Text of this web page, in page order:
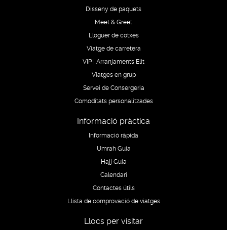
Disseny de paquets
Meet & Greet
Lloguer de cotxes
Viatge de carretera
VIP | Arranjaments Elit
Viatges en grup
Servei de Consergeria
Comoditats personalitzades
Informació pràctica
Informació ràpida
Umrah Guia
Hajj Guia
Calendari
Contactes útils
Llista de comprovació de viatges
Llocs per visitar